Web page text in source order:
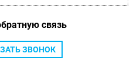
связь
ЗВОНОК